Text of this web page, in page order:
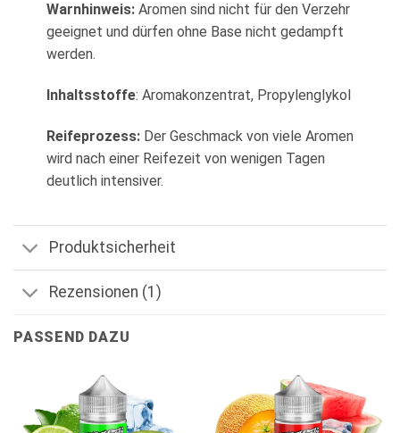
Warnhinweis:Aromen sind nicht für den Verzehr
geeignet und dürfen ohne Base nicht gedampft
werden.
Inhaltsstoffe: Aromakonzentrat, Propylenglykol
Reifeprozess:Der Geschmack von viele Aromen
wird nach einer Reifezeit von wenigen Tagen
deutlich intensiver.
Produktsicherheit
Rezensionen (1)
PASSEND DAZU